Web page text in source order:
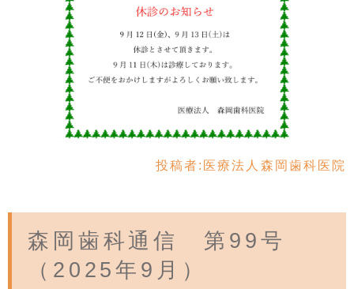
投稿者: 医療法人森岡歯科医院
森岡歯科通信 第99号
（2025年9月）